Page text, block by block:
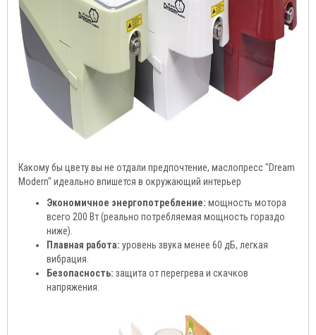
Какому бы цвету вы не отдали предпочтение, маслопресс "Dream
Modern" идеально впишется в окружающий интерьер
Экономичное энергопотребление: мощность мотора
всего 200 Вт (реально потребляемая мощность гораздо
ниже).
Плавная работа: уровень звука менее 60 дБ, легкая
вибрация.
Безопасность: защита от перегрева и скачков
напряжения.